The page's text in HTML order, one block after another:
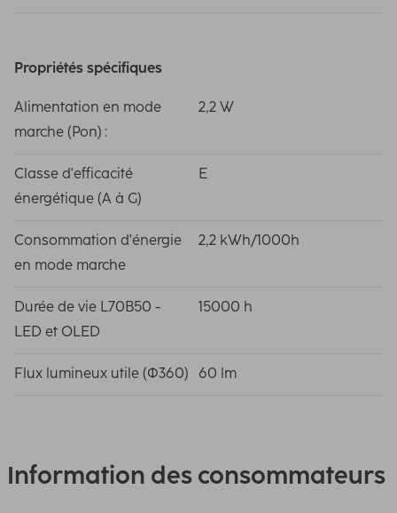
Propriétés spécifiques
Alimentation en mode
marche (Pon) :
2,2 W
Classe d'efficacité
énergétique (A à G)
E
Consommation d'énergie
en mode marche
2,2 kWh/1000h
Durée de vie L70B50 -
LED et OLED
15000 h
Flux lumineux utile (Φ360) 60 lm
Information des consommateurs